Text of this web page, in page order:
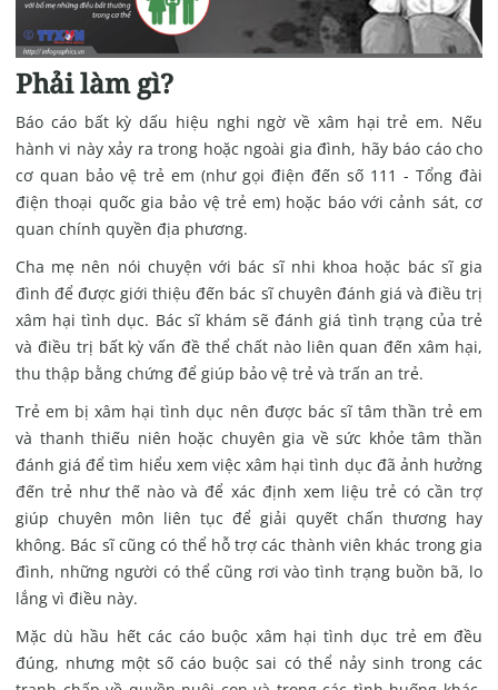
Phải làm gì?
Báo cáo bất kỳ dấu hiệu nghi ngờ về xâm hại trẻ em. Nếu
hành vi này xảy ra trong hoặc ngoài gia đình, hãy báo cáo cho
cơ quan bảo vệ trẻ em (như gọi điện đến số 111 - Tổng đài
điện thoại quốc gia bảo vệ trẻ em) hoặc báo với cảnh sát, cơ
quan chính quyền địa phương.
Cha mẹ nên nói chuyện với bác sĩ nhi khoa hoặc bác sĩ gia
đình để được giới thiệu đến bác sĩ chuyên đánh giá và điều trị
xâm hại tình dục. Bác sĩ khám sẽ đánh giá tình trạng của trẻ
và điều trị bất kỳ vấn đề thể chất nào liên quan đến xâm hại,
thu thập bằng chứng để giúp bảo vệ trẻ và trấn an trẻ.
Trẻ em bị xâm hại tình dục nên được bác sĩ tâm thần trẻ em
và thanh thiếu niên hoặc chuyên gia về sức khỏe tâm thần
đánh giá để tìm hiểu xem việc xâm hại tình dục đã ảnh hưởng
đến trẻ như thế nào và để xác định xem liệu trẻ có cần trợ
giúp chuyên môn liên tục để giải quyết chấn thương hay
không. Bác sĩ cũng có thể hỗ trợ các thành viên khác trong gia
đình, những người có thể cũng rơi vào tình trạng buồn bã, lo
lắng vì điều này.
Mặc dù hầu hết các cáo buộc xâm hại tình dục trẻ em đều
đúng, nhưng một số cáo buộc sai có thể nảy sinh trong các